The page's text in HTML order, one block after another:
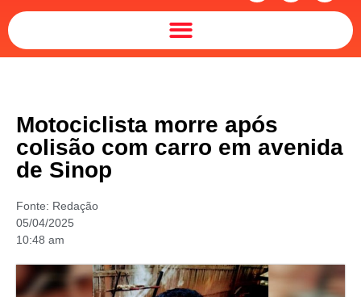
Motociclista morre após
colisão com carro em avenida
de Sinop
Fonte: Redação
05/04/2025
10:48 am